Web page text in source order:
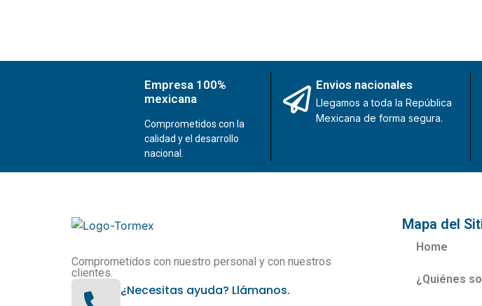
Empresa 100%
mexicana
Comprometidos con la
calidad y el desarrollo
nacional.
Envios nacionales
Llegamos a toda la República
Mexicana de forma segura.
Comprometidos con nuestro personal y con nuestros
clientes.
¿Necesitas ayuda? Llámanos.
Mapa del
Home
¿Quiénes